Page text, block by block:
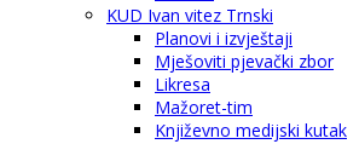
KUD Ivan vitez Trnski
Planovi i izvještaji
Mješoviti pjevački zbor
Likresa
Mažoret-tim
Književno medijski kutak